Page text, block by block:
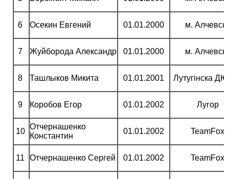
6 Осекин Евгений 01.01.2000 м.
7 Жуйборода Александр 01.01.2000 м.
8 Ташлыков Микита 01.01.2001 Лутугінска
9 Коробов Егор 01.01.2002 Лугор
10
Отчернашенко
Константин
01.01.2002 TeamFox
11 Отчернашенко Сергей 01.01.2002 TeamFox